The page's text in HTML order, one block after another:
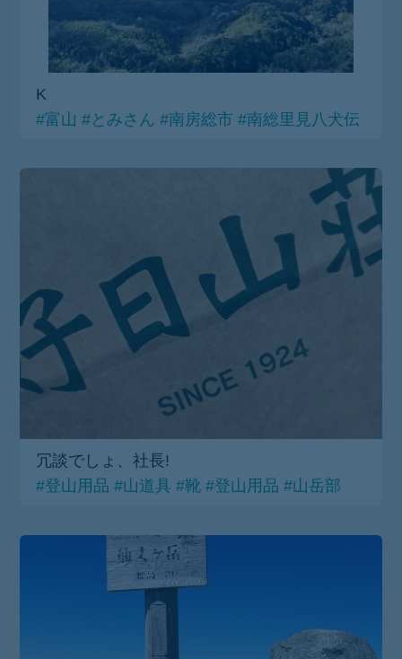
K
#富山 #とみさん #南房総市 #南総里見八犬伝
冗談でしょ、社長!
#登山用品 #山道具 #靴 #登山用品 #山岳部